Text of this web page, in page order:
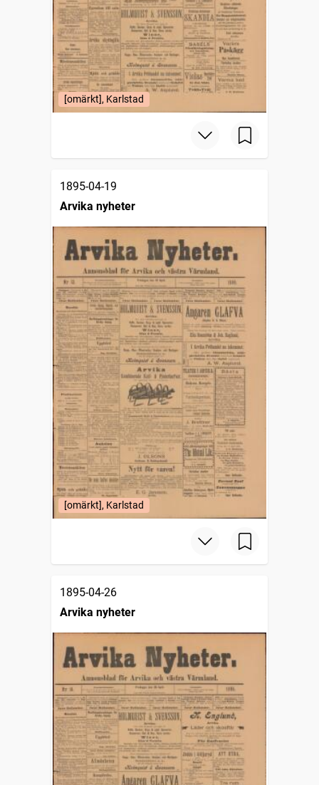
[omärkt], Karlstad
1895-04-19
Arvika nyheter
[omärkt], Karlstad
1895-04-26
Arvika nyheter